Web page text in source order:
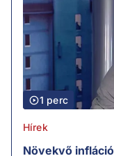
1 perc
Hírek
Növekvő